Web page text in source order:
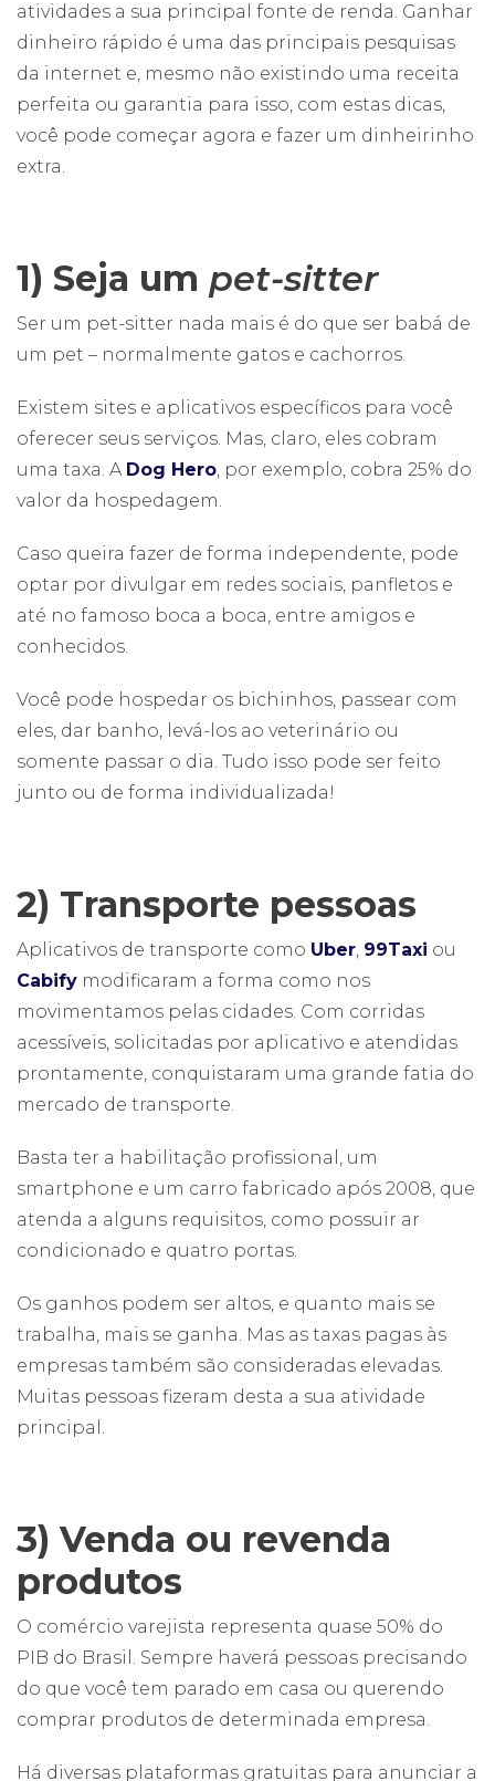
atividades a sua principal fonte de renda. Ganhar
dinheiro rápido é uma das principais pesquisas
da internet e, mesmo não existindo uma receita
perfeita ou garantia para isso, com estas dicas,
você pode começar agora e fazer um dinheirinho
extra.
1) Seja um pet-sitter
Ser um pet-sitter nada mais é do que ser babá de
um pet – normalmente gatos e cachorros.
Existem sites e aplicativos específicos para você
oferecer seus serviços. Mas, claro, eles cobram
uma taxa. A Dog Hero, por exemplo, cobra 25% do
valor da hospedagem.
Caso queira fazer de forma independente, pode
optar por divulgar em redes sociais, panfletos e
até no famoso boca a boca, entre amigos e
conhecidos.
Você pode hospedar os bichinhos, passear com
eles, dar banho, levá-los ao veterinário ou
somente passar o dia. Tudo isso pode ser feito
junto ou de forma individualizada!
2) Transporte pessoas
Aplicativos de transporte como Uber, 99Taxi ou
Cabify modificaram a forma como nos
movimentamos pelas cidades. Com corridas
acessíveis, solicitadas por aplicativo e atendidas
prontamente, conquistaram uma grande fatia do
mercado de transporte.
Basta ter a habilitação profissional, um
smartphone e um carro fabricado após 2008, que
atenda a alguns requisitos, como possuir ar
condicionado e quatro portas.
Os ganhos podem ser altos, e quanto mais se
trabalha, mais se ganha. Mas as taxas pagas às
empresas também são consideradas elevadas.
Muitas pessoas fizeram desta a sua atividade
principal.
3) Venda ou revenda
produtos
O comércio varejista representa quase 50% do
PIB do Brasil. Sempre haverá pessoas precisando
do que você tem parado em casa ou querendo
comprar produtos de determinada empresa.
Há diversas plataformas gratuitas para anunciar a